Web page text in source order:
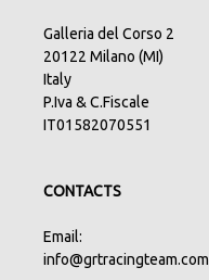
Galleria del Corso 2
20122 Milano (MI)
Italy
P.Iva & C.Fiscale
IT01582070551
CONTACTS
Email:
info@grtracingteam.com